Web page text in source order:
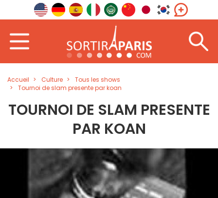
Accueil Culture
Tous les shows
Tournoi de slam presente par koan
TOURNOI DE SLAM PRESENTE
PAR KOAN